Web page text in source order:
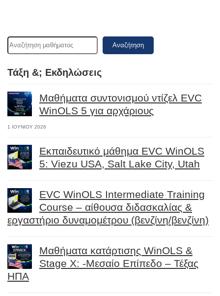
Αναζήτηση
Τάξη &; Εκδηλώσεις
Μαθήματα συντονισμού ντίζελ EVC
WinOLS 5 για αρχάριους
1 ΙΟΥΝΊΟΥ 2026
Εκπαιδευτικό μάθημα EVC WinOLS
5: Viezu USA, Salt Lake City, Utah
EVC WinOLS Intermediate Training
Course – αίθουσα διδασκαλίας &
εργαστήριο δυναμομέτρου (βενζίνη/βενζίνη)
Μαθήματα κατάρτισης WinOLS &
Stage X: -Μεσαίο Επίπεδο – Τέξας
ΗΠΑ